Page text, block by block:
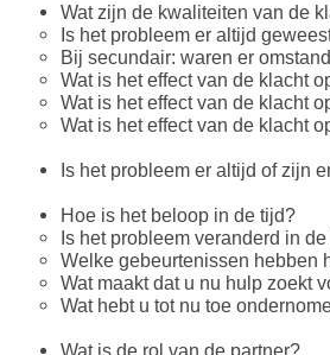
Wat zijn de kwaliteiten van de
Is het probleem er altijd
Bij secundair: waren er
Wat is het effect van de klacht
Wat is het effect van de klacht
Wat is het effect van de klacht
Is het probleem er altijd of zijn
Hoe is het beloop in de tijd?
Is het probleem veranderd in
Welke gebeurtenissen hebben
Wat maakt dat u nu hulp zoekt
Wat hebt u tot nu toe
Wat is de rol van de partner?